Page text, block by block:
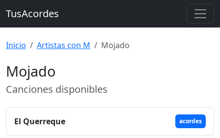
TusAcordes
Inicio Artistas con M Mojado
Mojado
Canciones disponibles
El Querreque acordes